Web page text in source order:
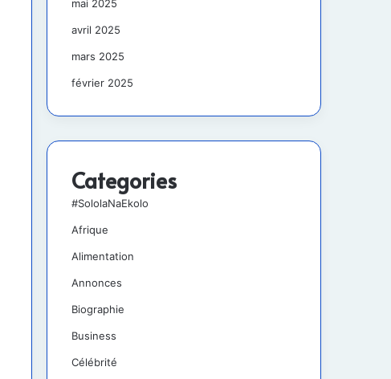
mai 2025
avril 2025
mars 2025
février 2025
Categories
#SololaNaEkolo
Afrique
Alimentation
Annonces
Biographie
Business
Célébrité